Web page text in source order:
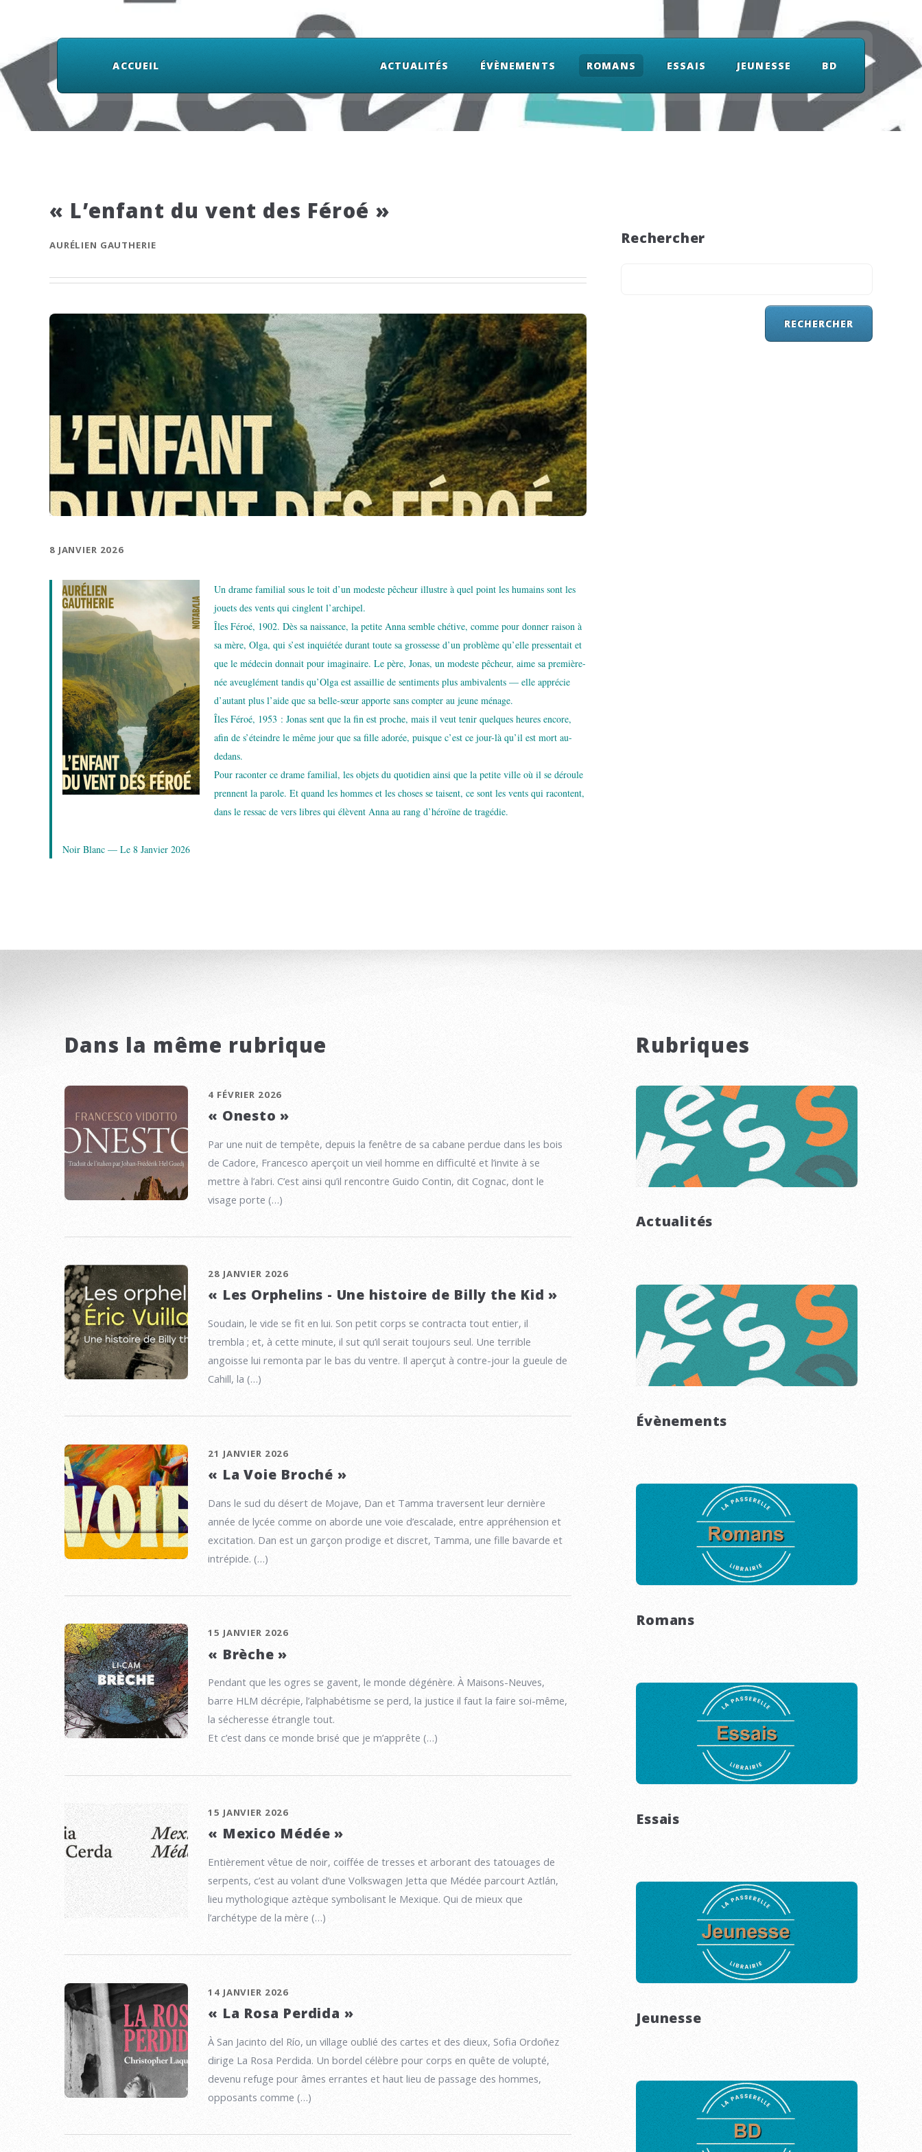
ACCUEIL ACTUALITÉS ÉVÈNEMENTS ROMANS ESSAIS JEUNESSE BD
« L’enfant du vent des Féroé »
AURÉLIEN GAUTHERIE
8 JANVIER 2026
Un drame familial sous le toit d’un modeste pêcheur illustre à quel point les humains sont les
jouets des vents qui cinglent l’archipel.
Îles Féroé, 1902. Dès sa naissance, la petite Anna semble chétive, comme pour donner raison à
sa mère, Olga, qui s’est inquiétée durant toute sa grossesse d’un problème qu’elle pressentait et
que le médecin donnait pour imaginaire. Le père, Jonas, un modeste pêcheur, aime sa première-
née aveuglément tandis qu’Olga est assaillie de sentiments plus ambiva­lents — elle apprécie
d’autant plus l’aide que sa belle-sœur apporte sans compter au jeune ménage.
Îles Féroé, 1953 : Jonas sent que la fin est proche, mais il veut tenir quelques heures encore,
afin de s’éteindre le même jour que sa fille adorée, puisque c’est ce jour-là qu’il est mort au-
dedans.
Pour raconter ce drame familial, les objets du quotidien ainsi que la petite ville où il se déroule
prennent la parole. Et quand les hommes et les choses se taisent, ce sont les vents qui racontent,
dans le ressac de vers libres qui élèvent Anna au rang d’héroïne de tragédie.
Noir Blanc — Le 8 Janvier 2026
Rechercher
Dans la même rubrique
4 FÉVRIER 2026
« Onesto »
Par une nuit de tempête, depuis la fenêtre de sa cabane perdue dans les bois
de Cadore, Francesco aperçoit un vieil homme en difficulté et l’invite à se
mettre à l’abri. C’est ainsi qu’il rencontre Guido Contin, dit Cognac, dont le
visage porte (…)
28 JANVIER 2026
« Les Orphelins - Une histoire de Billy the Kid »
Soudain, le vide se fit en lui. Son petit corps se contracta tout entier, il
trembla ; et, à cette minute, il sut qu’il serait toujours seul. Une terrible
angoisse lui remonta par le bas du ventre. Il aperçut à contre-jour la gueule de
Cahill, la (…)
21 JANVIER 2026
« La Voie Broché »
Dans le sud du désert de Mojave, Dan et Tamma traversent leur dernière
année de lycée comme on aborde une voie d’escalade, entre appréhension et
excitation. Dan est un garçon prodige et discret, Tamma, une fille bavarde et
intrépide. (…)
15 JANVIER 2026
« Brèche »
Pendant que les ogres se gavent, le monde dégénère. À Maisons-Neuves,
barre HLM décrépie, l’alphabétisme se perd, la justice il faut la faire soi-même,
la sécheresse étrangle tout.
Et c’est dans ce monde brisé que je m’apprête (…)
15 JANVIER 2026
« Mexico Médée »
Entièrement vêtue de noir, coiffée de tresses et arborant des tatouages de
serpents, c’est au volant d’une Volkswagen Jetta que Médée parcourt Aztlán,
lieu mythologique aztèque symbolisant le Mexique. Qui de mieux que
l’archétype de la mère (…)
14 JANVIER 2026
« La Rosa Perdida »
À San Jacinto del Río, un village oublié des cartes et des dieux, Sofia Ordoñez
dirige La Rosa Perdida. Un bordel célèbre pour corps en quête de volupté,
devenu refuge pour âmes errantes et haut lieu de passage des hommes,
opposants comme (…)
Rubriques
Actualités
Évènements
Romans
Essais
Jeunesse